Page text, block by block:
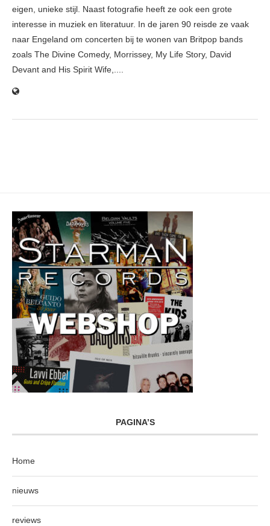
eigen, unieke stijl. Naast fotografie heeft ze ook een grote
interesse in muziek en literatuur. In de jaren 90 reisde ze vaak
naar Engeland om concerten bij te wonen van Britpop bands
zoals The Divine Comedy, Morrissey, My Life Story, David
Devant and His Spirit Wife,....
PAGINA’S
Home
nieuws
reviews